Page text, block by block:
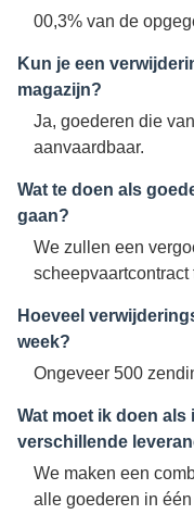
00,3% van de
Kun je een
magazijn?
Ja, goederen die
aanvaardbaar.
Wat te doen als
gaan?
We zullen een
scheepvaartcontract
Hoeveel
week?
Ongeveer 500
Wat moet ik doen
verschillende
We maken een
alle goederen in